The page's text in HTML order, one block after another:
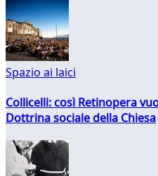
Spazio ai laici
Collicelli: così Retinopera
Dottrina sociale della Chiesa